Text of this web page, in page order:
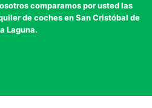
comparamos por usted las
de coches en San Cristóbal de
Laguna.